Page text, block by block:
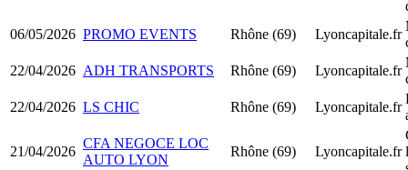
06/05/2026 PROMO EVENTS Rhône (69) Lyoncapitale.fr
22/04/2026 ADH TRANSPORTS Rhône (69) Lyoncapitale.fr
22/04/2026 LS CHIC Rhône (69) Lyoncapitale.fr
21/04/2026
CFA NEGOCE LOC
AUTO LYON
Rhône (69) Lyoncapitale.fr